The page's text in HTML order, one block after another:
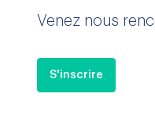
Venez nous
S'inscrire